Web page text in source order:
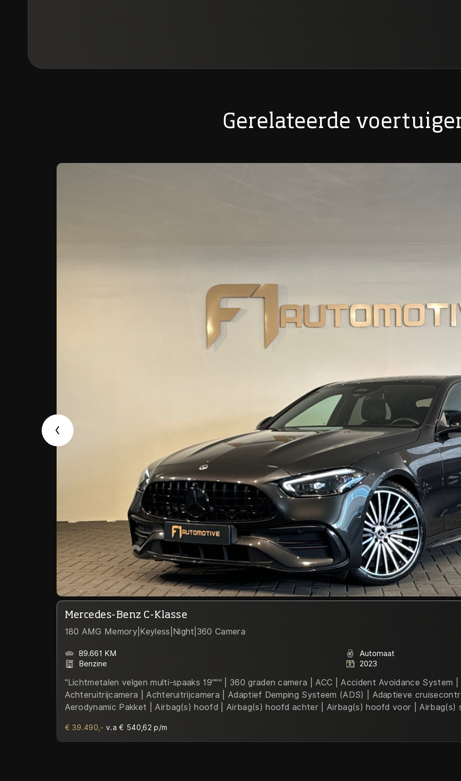
Gerelateerde
Mercedes-Benz C-Klasse
180 AMG Memory|Keyless|Night|360 Camera
89.661 KM
Automaat
Benzine
2023
"Lichtmetalen velgen multi-spaaks 19""" | 360 graden camera | ACC | Accident Avoidance System
Achteruitrijcamera | Achteruitrijcamera | Adaptief Demping Systeem (ADS) | Adaptieve
Aerodynamic Pakket | Airbag(s) hoofd | Airbag(s) hoofd achter | Airbag(s) hoofd voor | Airbag(s)
doorlopend | AMG-styling | Anti Blokkeer Systeem (ABS) | Apple CarPlay | Audio installatie |
Automatische snelheidsbegrenzing | Autonome parkeerfunctie | Autonomous Emergency Braking
€ 39.490,-v.a € 540,62 p/m